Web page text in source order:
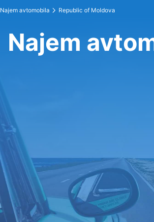
Najem avtomobila Republic of Moldova
Najem